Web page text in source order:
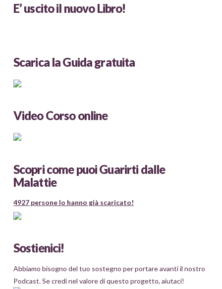
E’ uscito il nuovo Libro!
Scarica la Guida gratuita
Video Corso online
Scopri come puoi Guarirti dalle
Malattie
4927 persone lo hanno già scaricato!
Sostienici!
Abbiamo bisogno del tuo sostegno per portare avanti il nostro
Podcast. Se credi nel valore di questo progetto, aiutaci!